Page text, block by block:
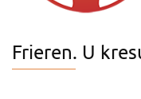
Frieren. U